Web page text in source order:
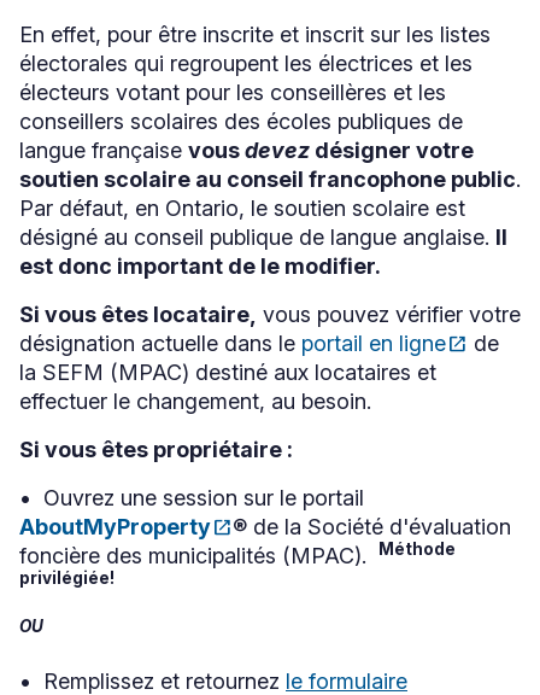
En effet, pour être inscrite et inscrit sur les listes
électorales qui regroupent les électrices et les
électeurs votant pour les conseillères et les
conseillers scolaires des écoles publiques de
langue française vousdevez désigner votre
soutien scolaire au conseil francophone public.
Par défaut, en Ontario, le soutien scolaire est
désigné au conseil publique de langue anglaise. Il
est donc important de le modifier.
Si vous êtes locataire, vous pouvez vérifier votre
désignation actuelle dans le portail en ligneopen_in_new
Ce
lien
s'ouvrira
dans
de
la SEFM (MPAC) destiné aux locataires et
effectuer le changement, au besoin.
Si vous êtes propriétaire :
• Ouvrez une session sur le portail
AboutMyPropertyopen_in_new
Ce
lien
s'ouvrira
une
® de la Société d'évaluation
foncière des municipalités (MPAC).
Méthode
privilégiée!
OU
• Remplissez et retournez le formulaire